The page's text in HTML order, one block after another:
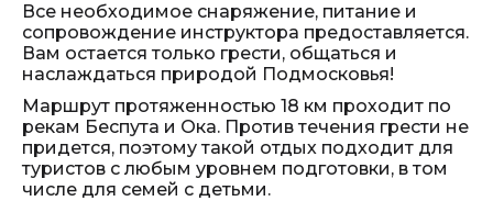
Все необходимое снаряжение, питание и
сопровождение инструктора предоставляется.
Вам остается только грести, общаться и
наслаждаться природой Подмосковья!
Маршрут протяженностью 18 км проходит по
рекам Беспута и Ока. Против течения грести не
придется, поэтому такой отдых подходит для
туристов с любым уровнем подготовки, в том
числе для семей с детьми.